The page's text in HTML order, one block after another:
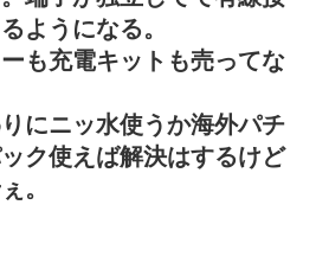
ようになる。
も充電キットも売ってな
にニッ水使うか海外パチ
ク使えば解決はするけど
。